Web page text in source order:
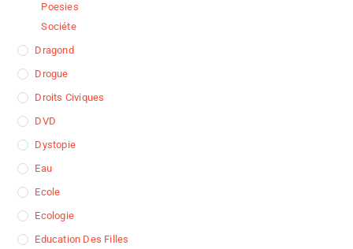
Poesies
Sociéte
Dragond
Drogue
Droits Civiques
DVD
Dystopie
Eau
Ecole
Ecologie
Education Des Filles